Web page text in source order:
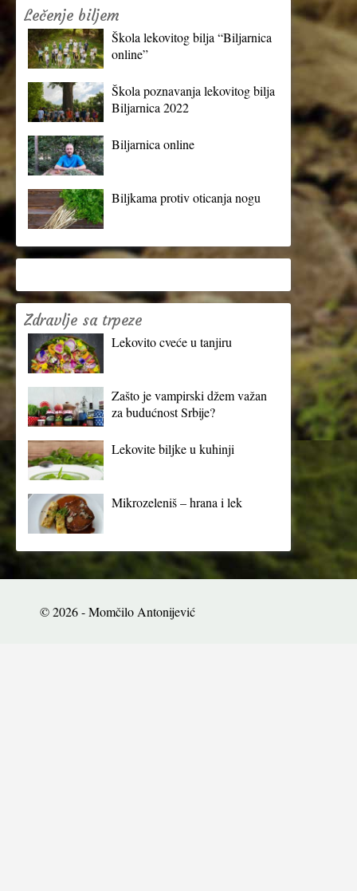
Lečenje biljem
Škola lekovitog bilja “Biljarnica
online”
Škola poznavanja lekovitog bilja
Biljarnica 2022
Biljarnica online
Biljkama protiv oticanja nogu
Zdravlje sa trpeze
Lekovito cveće u tanjiru
Zašto je vampirski džem važan
za budućnost Srbije?
Lekovite biljke u kuhinji
Mikrozeleniš – hrana i lek
© 2026 - Momčilo Antonijević